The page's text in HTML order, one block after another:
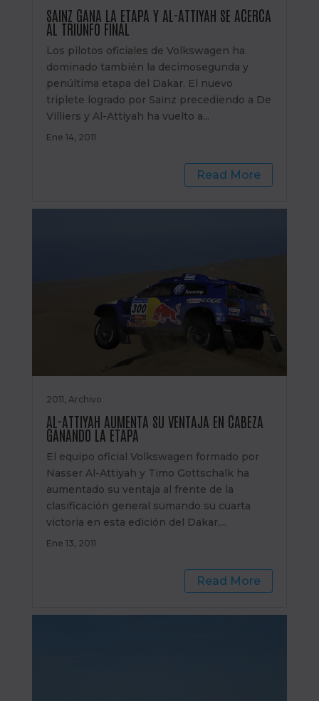
SAINZ GANA LA ETAPA Y AL-ATTIYAH SE ACERCA
AL TRIUNFO FINAL
Los pilotos oficiales de Volkswagen ha
dominado también la decimosegunda y
penúltima etapa del Dakar. El nuevo
triplete logrado por Sainz precediendo a De
Villiers y Al-Attiyah ha vuelto a...
Ene 14, 2011
Read More
2011, Archivo
AL-ATTIYAH AUMENTA SU VENTAJA EN CABEZA
GANANDO LA ETAPA
El equipo oficial Volkswagen formado por
Nasser Al-Attiyah y Timo Gottschalk ha
aumentado su ventaja al frente de la
clasificación general sumando su cuarta
victoria en esta edición del Dakar,...
Ene 13, 2011
Read More